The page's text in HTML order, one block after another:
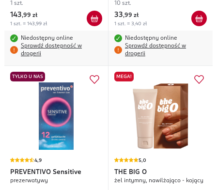
1 szt.
143,99 zł
1 szt. = 143,99 zł
Niedostępny online
Sprawdź dostępność w
drogerii
10 szt.
33,99 zł
1 szt. = 3,40 zł
Niedostępny online
Sprawdź dostępność w
drogerii
TYLKO U NAS
4,9
PREVENTIVO Sensitive
prezerwatywy
MEGA!
5,0
THE BIG O
żel intymny, nawilżająco - kojący